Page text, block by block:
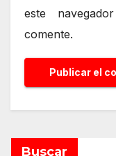
este
comente.
Buscar